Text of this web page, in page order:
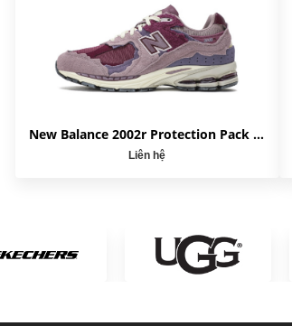
New Balance 2002r Protection Pack Pink M2002RDH
Liên hệ